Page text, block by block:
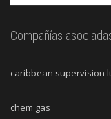
Compañías
caribbean supervision
chem gas